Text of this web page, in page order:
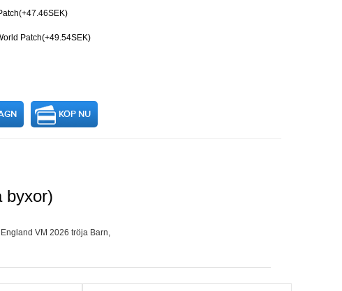
Patch(+49.54SEK)
KÖP NU
byxor)
VM 2026 tröja Barn,